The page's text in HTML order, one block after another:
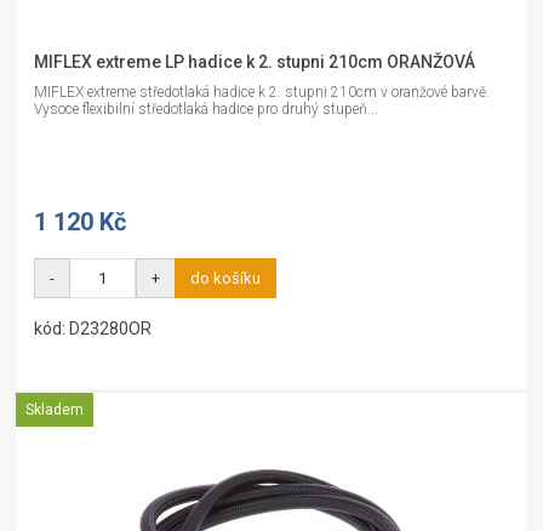
MIFLEX extreme LP hadice k 2. stupni 210cm ORANŽOVÁ
MIFLEX extreme středotlaká hadice k 2. stupni 210cm v oranžové barvě.
Vysoce flexibilní středotlaká hadice pro druhý stupeň...
1 120 Kč
- + do košíku
kód: D23280OR
Skladem